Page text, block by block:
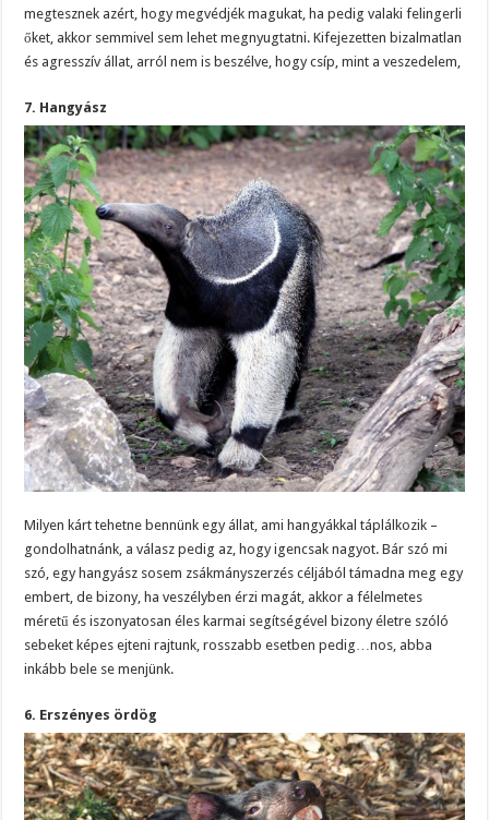
megtesznek azért, hogy megvédjék magukat, ha pedig valaki felingerli
őket, akkor semmivel sem lehet megnyugtatni. Kifejezetten bizalmatlan
és agresszív állat, arról nem is beszélve, hogy csíp, mint a veszedelem,
7. Hangyász
Milyen kárt tehetne bennünk egy állat, ami hangyákkal táplálkozik –
gondolhatnánk, a válasz pedig az, hogy igencsak nagyot. Bár szó mi
szó, egy hangyász sosem zsákmányszerzés céljából támadna meg egy
embert, de bizony, ha veszélyben érzi magát, akkor a félelmetes
méretű és iszonyatosan éles karmai segítségével bizony életre szóló
sebeket képes ejteni rajtunk, rosszabb esetben pedig…nos, abba
inkább bele se menjünk.
6. Erszényes ördög